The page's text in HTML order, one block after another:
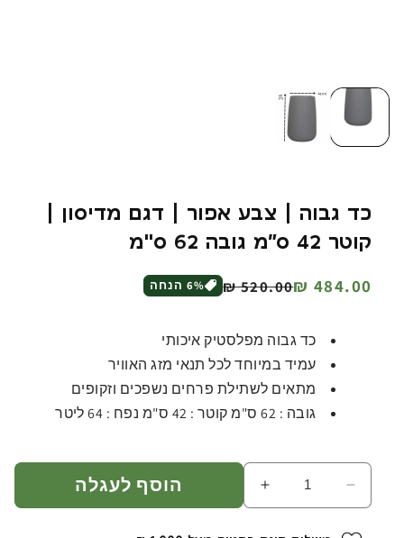
כד גבוה | צבע אפור | דגם מדיסון |
קוטר 42 ס״מ גובה 62 ס"מ
מחיר
484.00 ₪
מחיר
520.00 ₪
6% הנחה
כד גבוה מפלסטיק איכותי
עמיד במיוחד לכל תנאי מזג האוויר
מתאים לשתילת פרחים נשפכים וזקופים
גובה : 62 ס"מ קוטר : 42 ס"מ נפח : 64 ליטר
הפחת
כמות
עבור
הגדל
כמות
עבור
הוסף לעגלה